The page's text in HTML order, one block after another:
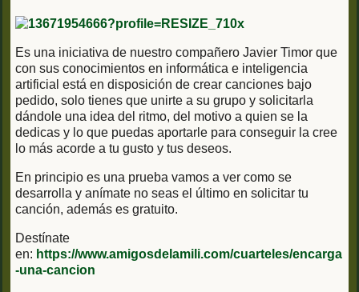
Es una iniciativa de nuestro compañero Javier Timor que
con sus conocimientos en informática e inteligencia
artificial está en disposición de crear canciones bajo
pedido, solo tienes que unirte a su grupo y solicitarla
dándole una idea del ritmo, del motivo a quien se la
dedicas y lo que puedas aportarle para conseguir la cree
lo más acorde a tu gusto y tus deseos.
En principio es una prueba vamos a ver como se
desarrolla y anímate no seas el último en solicitar tu
canción, además es gratuito.
Destínate
en: https://www.amigosdelamili.com/cuarteles/encarga
-una-cancion